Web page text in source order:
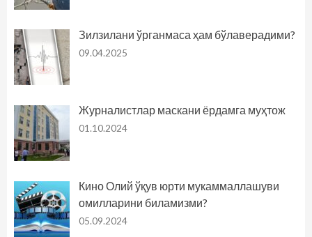
Зилзилани ўрганмаса ҳам бўлаверадими?
09.04.2025
Журналистлар маскани ёрдамга муҳтож
01.10.2024
Кино Олий ўқув юрти мукаммаллашуви
омилларини биламизми?
05.09.2024